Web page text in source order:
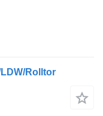
Rolltor